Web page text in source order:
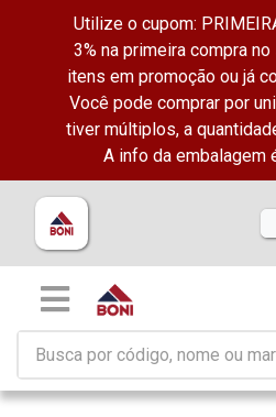
Utilize o cupom:
3% na primeira compra
itens em promoção ou já
Você pode comprar por
tiver múltiplos, a
A info da embalagem